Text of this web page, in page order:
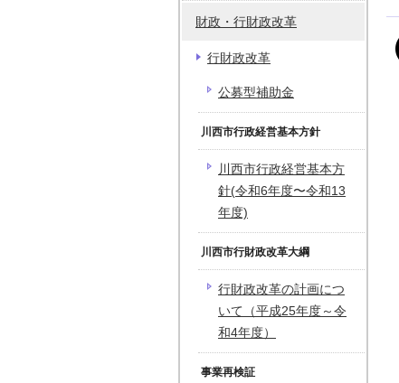
財政・行財政改革
行財政改革
公募型補助金
川西市行政経営基本方針
川西市行政経営基本方
針(令和6年度〜令和13
年度)
川西市行財政改革大綱
行財政改革の計画につ
いて（平成25年度～令
和4年度）
事業再検証